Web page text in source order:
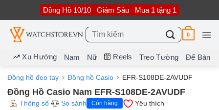
nội
dung
Đồng Hồ 10/10 Giảm Sâu Mua 1 tặng 1
Tìm
kiếm:
0
Xu Hướng Nam Nữ Reels Treo Tường Để Bàn
Đồng hồ đeo tay Đồng hồ Casio EFR-S108DE-2AVUDF
Đồng Hồ Casio Nam EFR-S108DE-2AVUDF
Thông số So sánh Còn hàng Yêu thích